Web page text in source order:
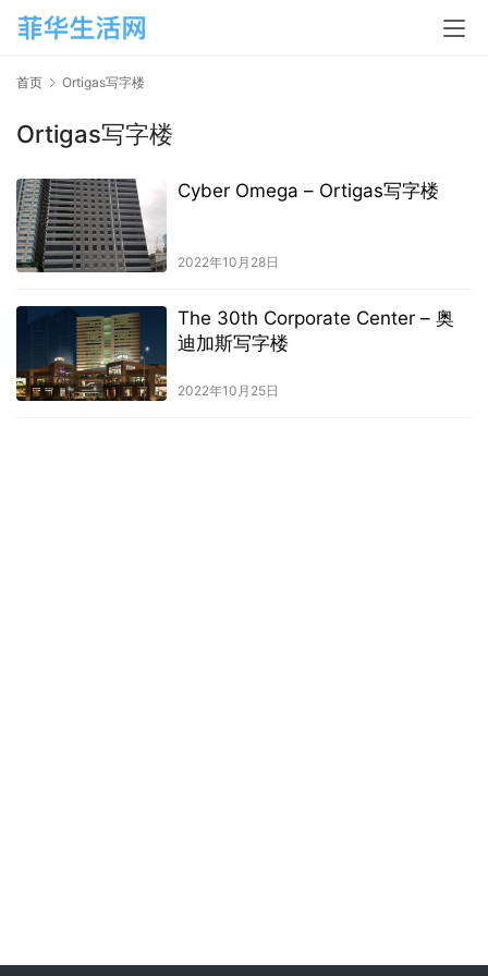
首页 Ortigas写字楼
Ortigas写字楼
Cyber Omega – Ortigas写字楼
2022年10月28日
The 30th Corporate Center – 奥
迪加斯写字楼
2022年10月25日